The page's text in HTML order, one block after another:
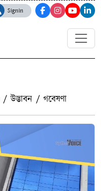
Signin
/উদ্ভাবন / গবেষণা